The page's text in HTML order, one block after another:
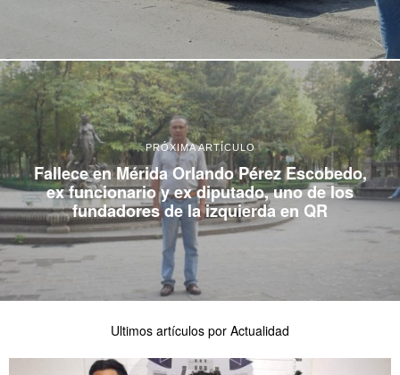
PRÓXIMA ARTÍCULO
Fallece en Mérida Orlando Pérez Escobedo,
ex funcionario y ex diputado, uno de los
fundadores de la izquierda en QR
Ultimos artículos por Actualidad